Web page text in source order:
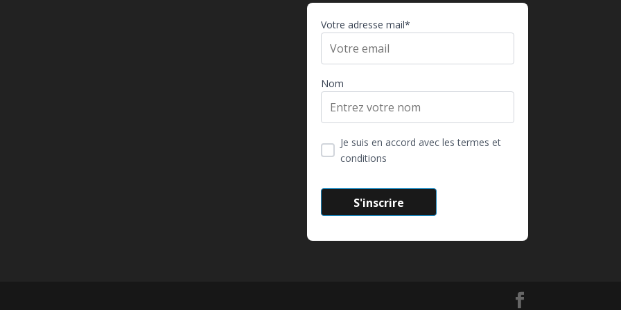
Votre adresse mail*
Nom
Je suis en accord avec les termes et
conditions